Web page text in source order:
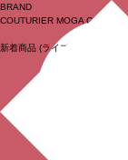
ログイン
BRAND
COUTURIER MOGA Collection
新着商品 (ライブ)
BIGI online store